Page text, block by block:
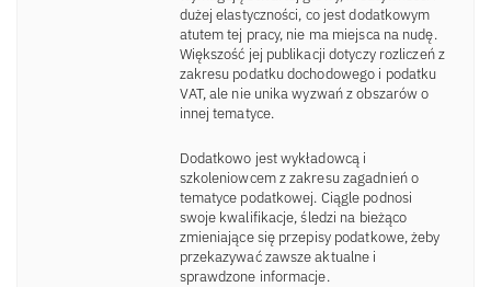
dużej elastyczności, co jest dodatkowym
atutem tej pracy, nie ma miejsca na nudę.
Większość jej publikacji dotyczy rozliczeń z
zakresu podatku dochodowego i podatku
VAT, ale nie unika wyzwań z obszarów o
innej tematyce.
Dodatkowo jest wykładowcą i
szkoleniowcem z zakresu zagadnień o
tematyce podatkowej. Ciągle podnosi
swoje kwalifikacje, śledzi na bieżąco
zmieniające się przepisy podatkowe, żeby
przekazywać zawsze aktualne i
sprawdzone informacje.